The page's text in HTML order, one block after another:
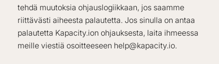
tehdä muutoksia ohjauslogiikkaan, jos saamme
riittävästi aiheesta palautetta. Jos sinulla on antaa
palautetta Kapacity.ion ohjauksesta, laita ihmeessa
meille viestiä osoitteeseen help@kapacity.io.